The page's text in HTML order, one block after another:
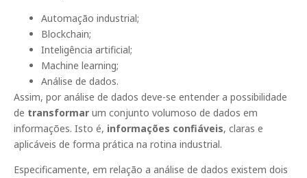
Automação industrial;
Blockchain;
Inteligência artificial;
Machine learning;
Análise de dados.
Assim, por análise de dados deve-se entender a possibilidade
de transformar um conjunto volumoso de dados em
informações. Isto é, informações confiáveis, claras e
aplicáveis de forma prática na rotina industrial.
Especificamente, em relação a análise de dados existem dois